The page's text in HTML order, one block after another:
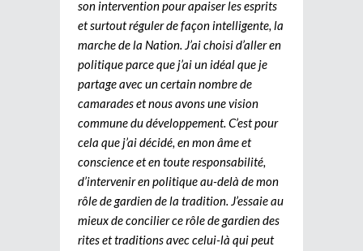
son intervention pour apaiser les esprits
et surtout réguler de façon intelligente, la
marche de la Nation. J’ai choisi d’aller en
politique parce que j’ai un idéal que je
partage avec un certain nombre de
camarades et nous avons une vision
commune du développement. C’est pour
cela que j’ai décidé, en mon âme et
conscience et en toute responsabilité,
d’intervenir en politique au-delà de mon
rôle de gardien de la tradition. J’essaie au
mieux de concilier ce rôle de gardien des
rites et traditions avec celui-là qui peut